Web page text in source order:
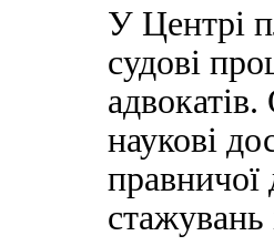
У Центрі
судові
наукові
правничої
стажувань